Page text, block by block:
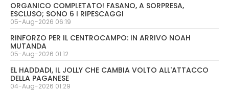
ORGANICO COMPLETATO! FASANO, A SORPRESA,
ESCLUSO; SONO 6 I RIPESCAGGI
05-Aug-2026 06:19
RINFORZO PER IL CENTROCAMPO: IN ARRIVO NOAH
MUTANDA
05-Aug-2026 01:12
EL HADDADI, IL JOLLY CHE CAMBIA VOLTO ALL'ATTACCO
DELLA PAGANESE
04-Aug-2026 01:29